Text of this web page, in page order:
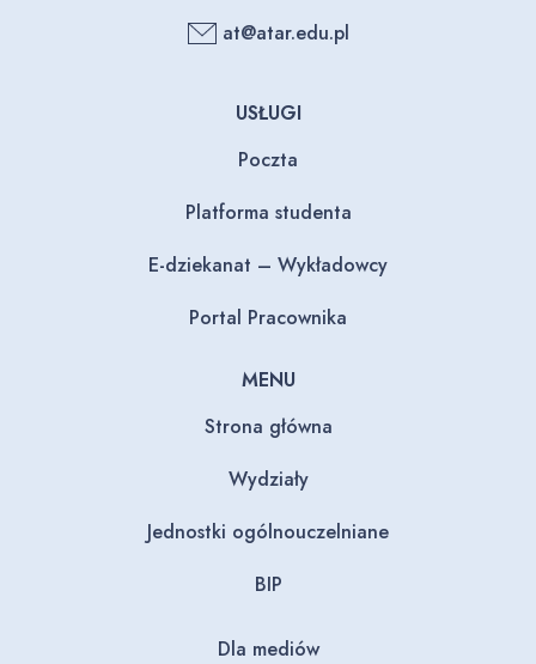
at@atar.edu.pl
USŁUGI
Poczta
Platforma studenta
E-dziekanat – Wykładowcy
Portal Pracownika
MENU
Strona główna
Wydziały
Jednostki ogólnouczelniane
BIP
Dla mediów